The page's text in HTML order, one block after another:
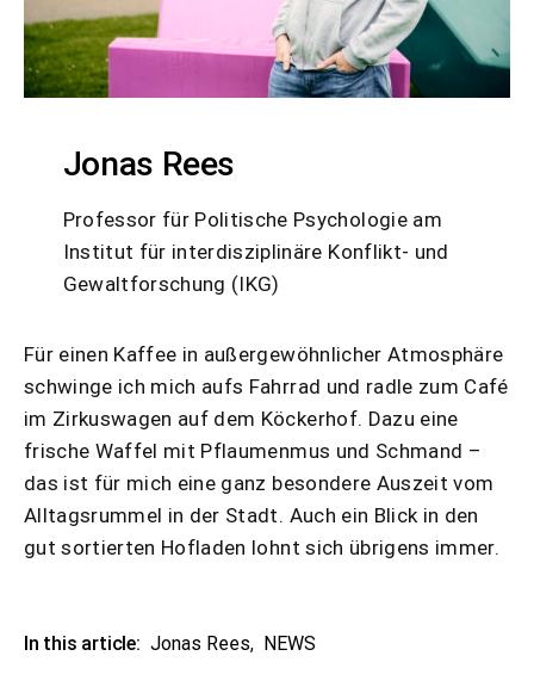
Jonas Rees
Professor für Politische Psychologie am
Institut für interdisziplinäre Konflikt- und
Gewaltforschung (IKG)
Für einen Kaffee in außergewöhnlicher Atmosphäre
schwinge ich mich aufs Fahrrad und radle zum Café
im Zirkuswagen auf dem Köckerhof. Dazu eine
frische Waffel mit Pflaumenmus und Schmand –
das ist für mich eine ganz besondere Auszeit vom
Alltagsrummel in der Stadt. Auch ein Blick in den
gut sortierten Hofladen lohnt sich übrigens immer.
In this article: Jonas Rees, NEWS